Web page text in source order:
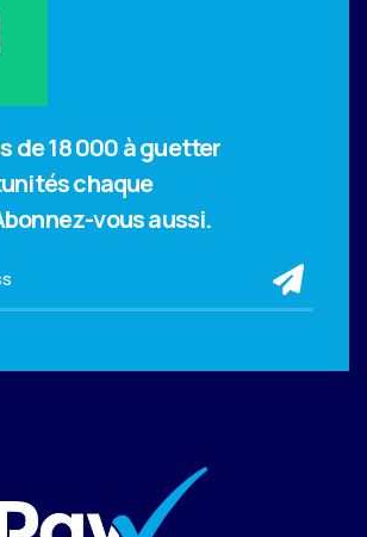
de 18 000 à guetter
chaque
vous aussi.